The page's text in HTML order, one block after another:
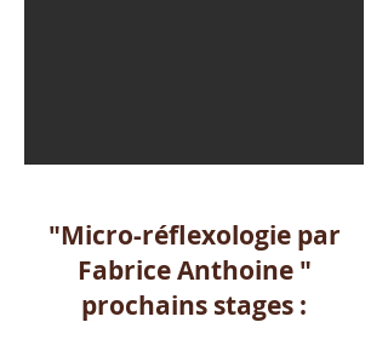
"Micro-réflexologie par
Fabrice Anthoine "
prochains stages :